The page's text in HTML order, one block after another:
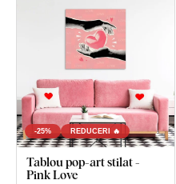
-25% REDUCERI 🔥
Tablou pop-art stilat -
Pink Love